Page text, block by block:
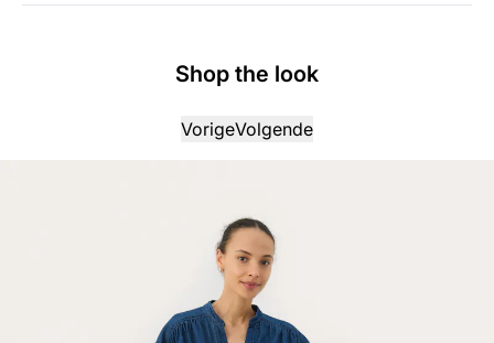
Shop the look
VorigeVolgende